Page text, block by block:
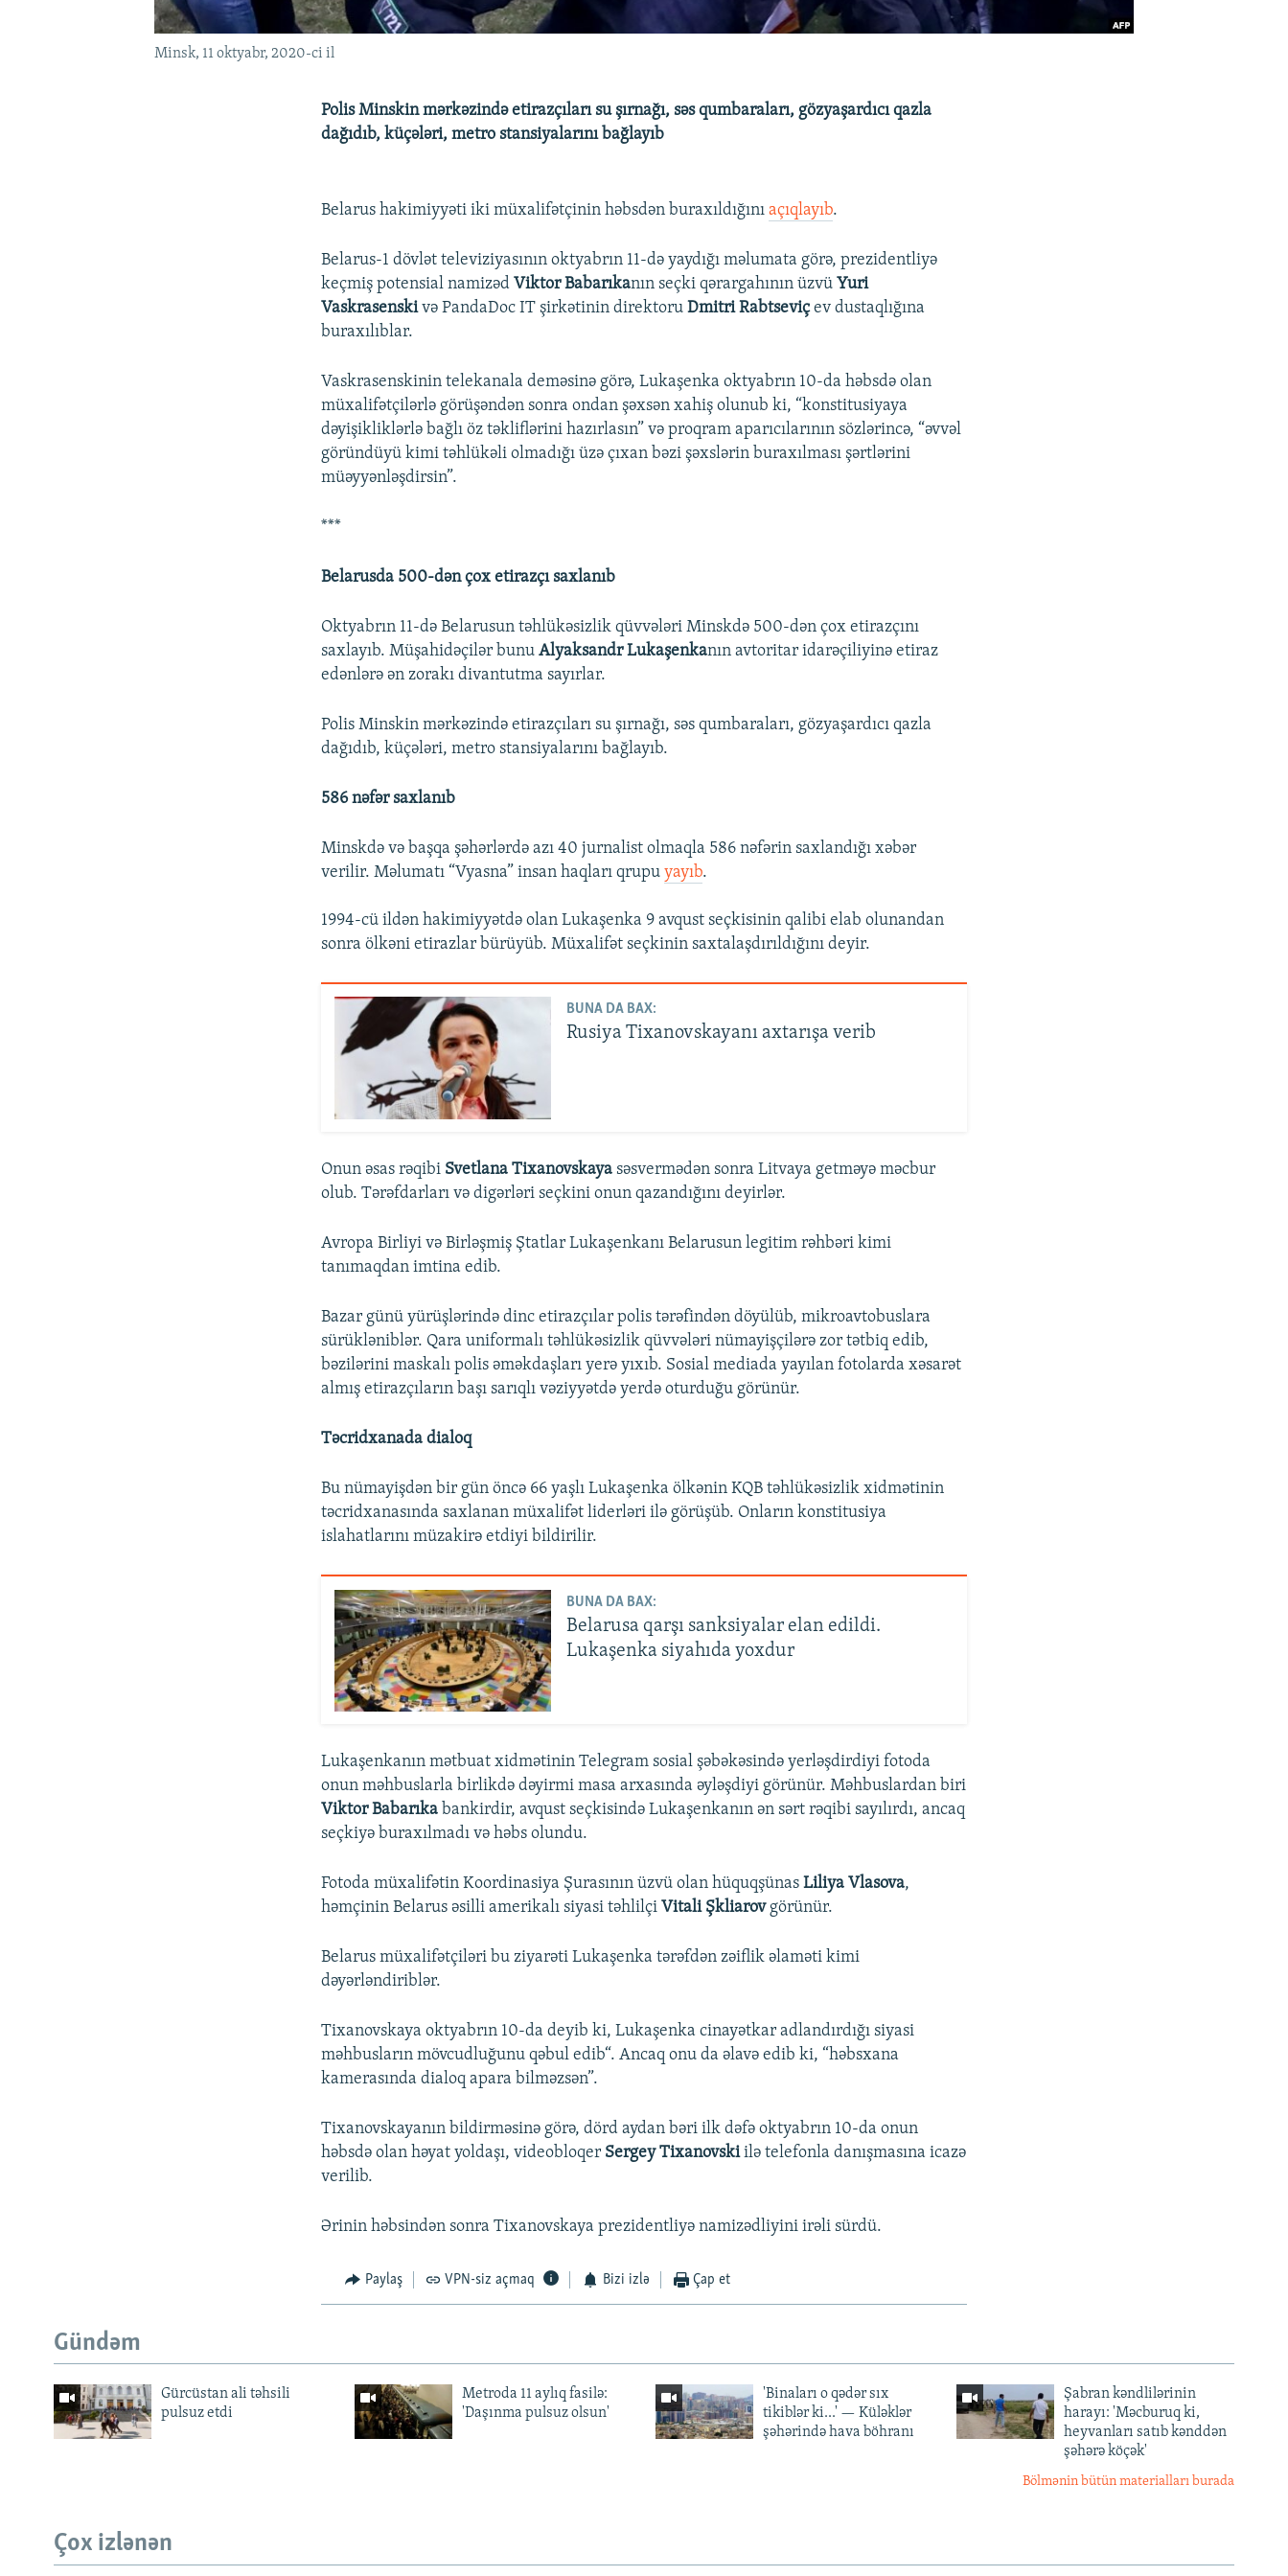
Minsk, 11 oktyabr, 2020-ci il
Polis Minskin mərkəzində etirazçıları su şırnağı, səs qumbaraları, gözyaşardıcı qazla
dağıdıb, küçələri, metro stansiyalarını bağlayıb
Belarus hakimiyyəti iki müxalifətçinin həbsdən buraxıldığınıaçıqlayıb.
Belarus-1 dövlət televiziyasının oktyabrın 11-də yaydığı məlumata görə, prezidentliyə
keçmiş potensial namizədViktor Babarıkanın seçki qərargahının üzvüYuri
Vaskrasenskivə PandaDoc IT şirkətinin direktoruDmitri Rabtseviçev dustaqlığına
buraxılıblar.
Vaskrasenskinin telekanala deməsinə görə, Lukaşenka oktyabrın 10-da həbsdə olan
müxalifətçilərlə görüşəndən sonra ondan şəxsən xahiş olunub ki, “konstitusiyaya
dəyişikliklərlə bağlı öz təkliflərini hazırlasın” və proqram aparıcılarının sözlərincə, “əvvəl
göründüyü kimi təhlükəli olmadığı üzə çıxan bəzi şəxslərin buraxılması şərtlərini
müəyyənləşdirsin”.
***
Belarusda 500-dən çox etirazçı saxlanıb
Oktyabrın 11-də Belarusun təhlükəsizlik qüvvələri Minskdə 500-dən çox etirazçını
saxlayıb. Müşahidəçilər bunuAlyaksandr Lukaşenkanın avtoritar idarəçiliyinə etiraz
edənlərə ən zorakı divantutma sayırlar.
Polis Minskin mərkəzində etirazçıları su şırnağı, səs qumbaraları, gözyaşardıcı qazla
dağıdıb, küçələri, metro stansiyalarını bağlayıb.
586 nəfər saxlanıb
Minskdə və başqa şəhərlərdə azı 40 jurnalist olmaqla 586 nəfərin saxlandığı xəbər
verilir. Məlumatı “Vyasna” insan haqları qrupuyayıb.
1994-cü ildən hakimiyyətdə olan Lukaşenka 9 avqust seçkisinin qalibi elab olunandan
sonra ölkəni etirazlar bürüyüb. Müxalifət seçkinin saxtalaşdırıldığını deyir.
BUNA DA BAX:
Rusiya Tixanovskayanı axtarışa verib
Onun əsas rəqibi Svetlana Tixanovskaya səsvermədən sonra Litvaya getməyə məcbur
olub. Tərəfdarları və digərləri seçkini onun qazandığını deyirlər.
Avropa Birliyi və Birləşmiş Ştatlar Lukaşenkanı Belarusun legitim rəhbəri kimi
tanımaqdan imtina edib.
Bazar günü yürüşlərində dinc etirazçılar polis tərəfindən döyülüb, mikroavtobuslara
sürükləniblər. Qara uniformalı təhlükəsizlik qüvvələri nümayişçilərə zor tətbiq edib,
bəzilərini maskalı polis əməkdaşları yerə yıxıb. Sosial mediada yayılan fotolarda xəsarət
almış etirazçıların başı sarıqlı vəziyyətdə yerdə oturduğu görünür.
Təcridxanada dialoq
Bu nümayişdən bir gün öncə 66 yaşlı Lukaşenka ölkənin KQB təhlükəsizlik xidmətinin
təcridxanasında saxlanan müxalifət liderləri ilə görüşüb. Onların konstitusiya
islahatlarını müzakirə etdiyi bildirilir.
BUNA DA BAX:
Belarusa qarşı sanksiyalar elan edildi.
Lukaşenka siyahıda yoxdur
Lukaşenkanın mətbuat xidmətinin Telegram sosial şəbəkəsində yerləşdirdiyi fotoda
onun məhbuslarla birlikdə dəyirmi masa arxasında əyləşdiyi görünür. Məhbuslardan biri
Viktor Babarıka bankirdir, avqust seçkisində Lukaşenkanın ən sərt rəqibi sayılırdı, ancaq
seçkiyə buraxılmadı və həbs olundu.
Fotoda müxalifətin Koordinasiya Şurasının üzvü olan hüquqşünasLiliya Vlasova,
həmçinin Belarus əsilli amerikalı siyasi təhlilçi Vitali Şkliarovgörünür.
Belarus müxalifətçiləri bu ziyarəti Lukaşenka tərəfdən zəiflik əlaməti kimi
dəyərləndiriblər.
Tixanovskaya oktyabrın 10-da deyib ki, Lukaşenka cinayətkar adlandırdığı siyasi
məhbusların mövcudluğunu qəbul edib“. Ancaq onu da əlavə edib ki, “həbsxana
kamerasında dialoq apara bilməzsən”.
Tixanovskayanın bildirməsinə görə, dörd aydan bəri ilk dəfə oktyabrın 10-da onun
həbsdə olan həyat yoldaşı, videobloqer Sergey Tixanovskiilə telefonla danışmasına icazə
verilib.
Ərinin həbsindən sonra Tixanovskaya prezidentliyə namizədliyini irəli sürdü.
Paylaş VPN-siz açmaq Bizi izlə Çap et
Gündəm
Gürcüstan ali təhsili
pulsuz etdi
Metroda 11 aylıq fasilə:
'Daşınma pulsuz olsun'
'Binaları o qədər sıx
tikiblər ki...' — Küləklər
şəhərində hava böhranı
Şabran kəndlilərinin
harayı: 'Məcburuq ki,
heyvanları satıb kənddən
şəhərə köçək'
Bölmənin bütün materialları burada
Çox izlənən